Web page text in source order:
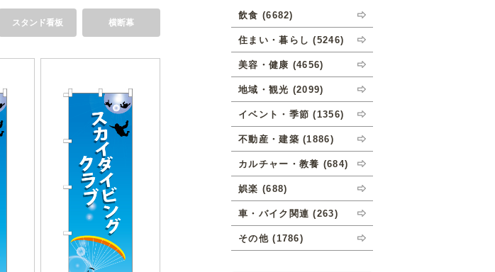
スタンド看板 横断幕
飲食 (6682)
住まい・暮らし (5246)
美容・健康 (4656)
地域・観光 (2099)
イベント・季節 (1356)
不動産・建築 (1886)
カルチャー・教養 (684)
娯楽 (688)
車・バイク関連 (263)
その他 (1786)